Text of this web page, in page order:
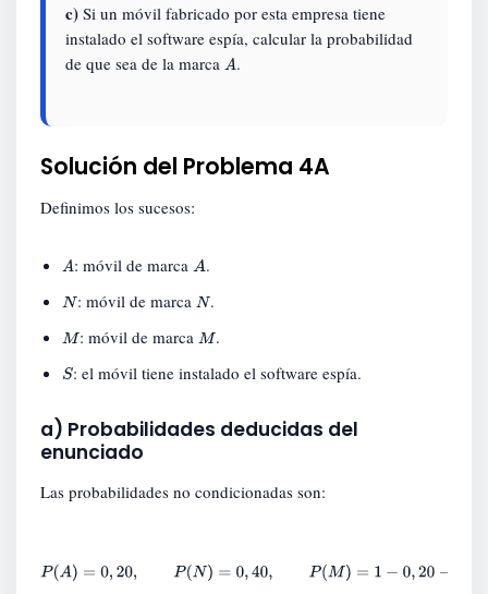
c) Si un móvil fabricado por esta empresa tiene
instalado el software espía, calcular la probabilidad
de que sea de la marca A.
Solución del Problema 4A
Definimos los sucesos:
A: móvil de marcaA.
N: móvil de marca N.
M : móvil de marcaM.
S: el móvil tiene instalado el software espía.
a) Probabilidades deducidas del
enunciado
Las probabilidades no condicionadas son:
P( A) =0,20 N)=0,40, P(M)= 20−0,40= 0, 40.